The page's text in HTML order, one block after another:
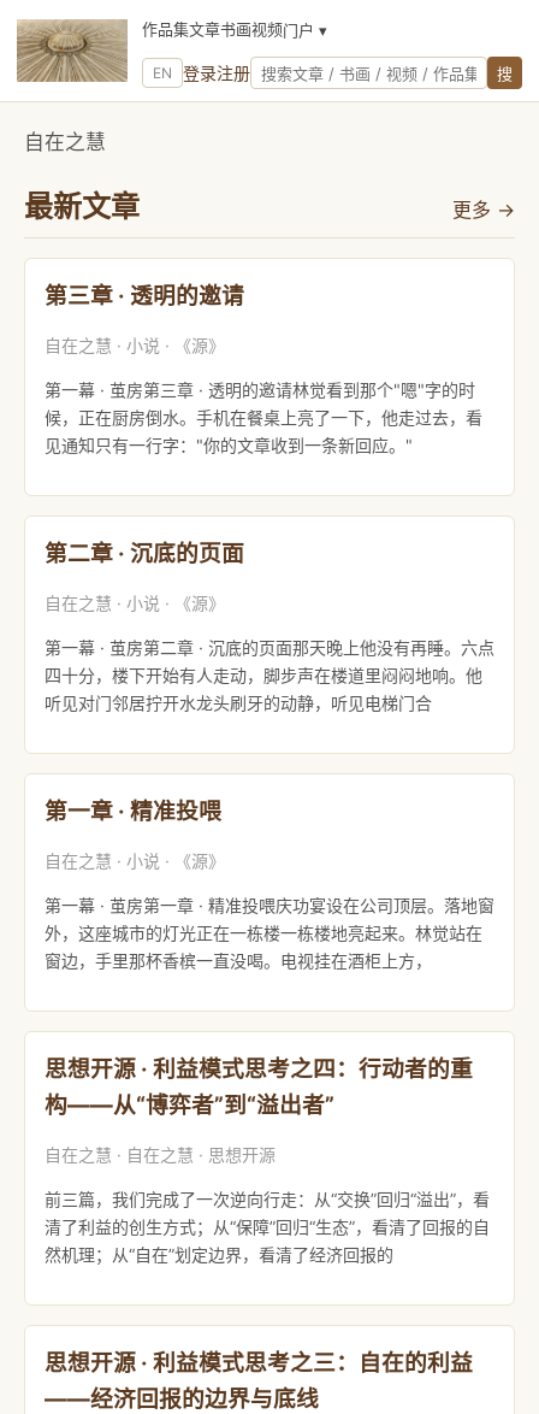
作品集文章书画视频门户 ▾
EN 登录注册站内搜索 搜
自在之慧
最新文章 更多 →
第三章 · 透明的邀请
自在之慧 · 小说 · 《源》
第一幕 · 茧房第三章 · 透明的邀请林觉看到那个"嗯"字的时
候，正在厨房倒水。手机在餐桌上亮了一下，他走过去，看
见通知只有一行字："你的文章收到一条新回应。"
第二章 · 沉底的页面
自在之慧 · 小说 · 《源》
第一幕 · 茧房第二章 · 沉底的页面那天晚上他没有再睡。六点
四十分，楼下开始有人走动，脚步声在楼道里闷闷地响。他
听见对门邻居拧开水龙头刷牙的动静，听见电梯门合
第一章 · 精准投喂
自在之慧 · 小说 · 《源》
第一幕 · 茧房第一章 · 精准投喂庆功宴设在公司顶层。落地窗
外，这座城市的灯光正在一栋楼一栋楼地亮起来。林觉站在
窗边，手里那杯香槟一直没喝。电视挂在酒柜上方，
思想开源 · 利益模式思考之四：行动者的重
构——从“博弈者”到“溢出者”
自在之慧 · 自在之慧 · 思想开源
前三篇，我们完成了一次逆向行走：从“交换”回归“溢出”，看
清了利益的创生方式；从“保障”回归“生态”，看清了回报的自
然机理；从“自在”划定边界，看清了经济回报的
思想开源 · 利益模式思考之三：自在的利益
——经济回报的边界与底线